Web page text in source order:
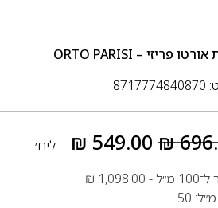
אורטו פריזי – ORTO PARISI
₪
₪ 549.00
ליח׳
מ״ל -
₪ 1,098.00
50